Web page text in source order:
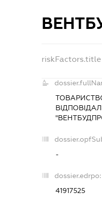
riskFactors.title
-
dossier.edrpo:
41917525